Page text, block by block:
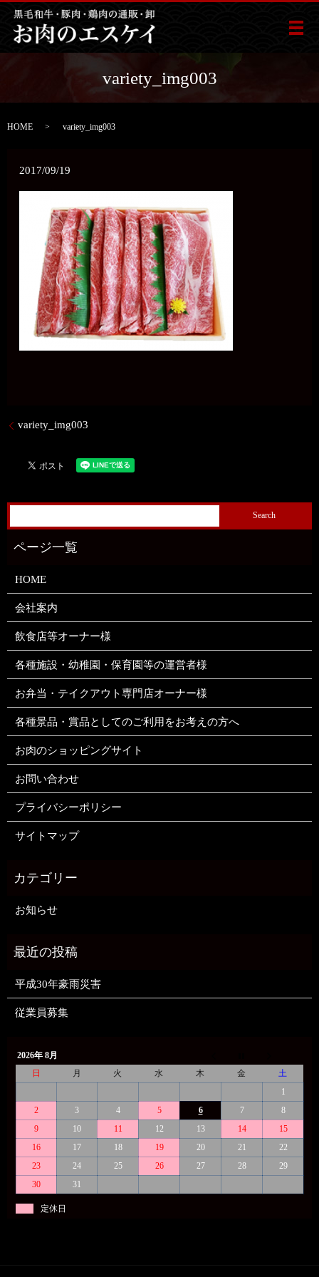
メ
variety_img003
HOME variety_img003
2017/09/19
variety_img003
HOME
会社案内
飲食店等オーナー様
各種施設・幼稚園・保育園等の運営者様
お弁当・テイクアウト専門店オーナー様
各種景品・賞品としてのご利用をお考えの方へ
お肉のショッピングサイト
お問い合わせ
プライバシーポリシー
サイトマップ
お知らせ
平成30年豪雨災害
従業員募集
2026年 8月
日
月 火 水 木 金
土
1
2
3 4 5 6 7
8
9
10 11 12 13 14
15
16
17 18 19 20 21
22
23
24 25 26 27 28
29
30
31
定休日